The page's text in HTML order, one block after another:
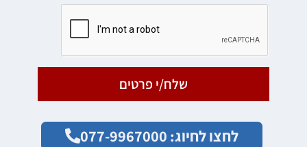
שלח/י פרטים
לחצו לחיוג: 077-9967000